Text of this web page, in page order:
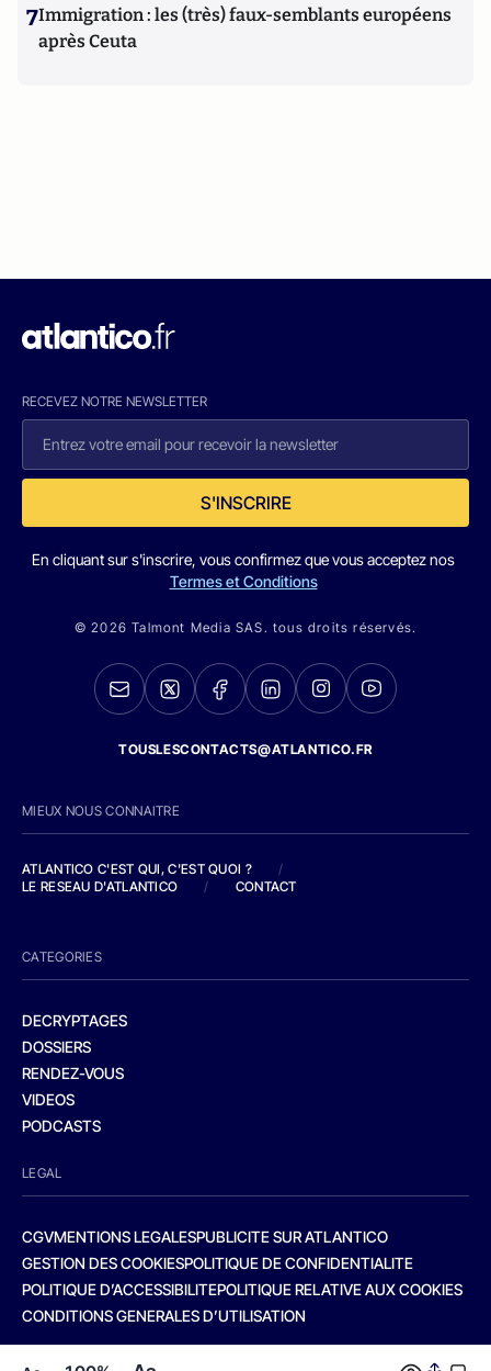
7Immigration : les (très) faux-semblants européens
après Ceuta
RECEVEZ NOTRE NEWSLETTER
S'INSCRIRE
En cliquant sur s'inscrire, vous confirmez que vous acceptez nos
Termes et Conditions
© 2026 Talmont Media SAS. tous droits réservés.
TOUSLESCONTACTS@ATLANTICO.FR
MIEUX NOUS CONNAITRE
ATLANTICO C'EST QUI, C'EST QUOI ?
/
LE RESEAU D'ATLANTICO
/ CONTACT
CATEGORIES
DECRYPTAGES
DOSSIERS
RENDEZ-VOUS
VIDEOS
PODCASTS
LEGAL
CGVMENTIONS LEGALESPUBLICITE SUR ATLANTICO
GESTION DES COOKIESPOLITIQUE DE CONFIDENTIALITE
POLITIQUE D’ACCESSIBILITEPOLITIQUE RELATIVE AUX COOKIES
CONDITIONS GENERALES D’UTILISATION